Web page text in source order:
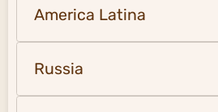
America Latina
Russia